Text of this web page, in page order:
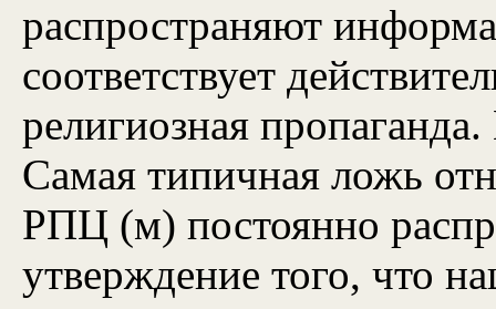
распространяют
соответствует
религиозная
Самая типичная ложь
РПЦ (м) постоянно
утверждение того, что